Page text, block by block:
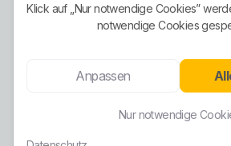
Wärmepumpentarif, ein flexibler
variablem Beschaffungsanteil und
Der Regionaltarif ist für Kunden
Strommix wollen.
Klick auf „Nur notwendige Cookies”
notwendige Cookies
Anpassen
Nur notwendige